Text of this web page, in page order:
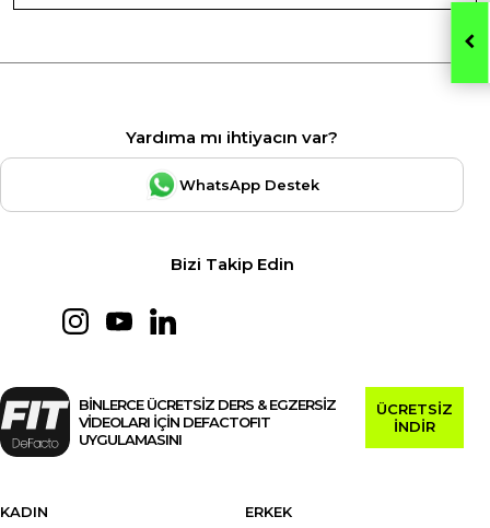
Yardıma mı ihtiyacın var?
WhatsApp Destek
Bizi Takip Edin
BİNLERCE ÜCRETSİZ DERS & EGZERSİZ
VİDEOLARI İÇİN DEFACTOFIT
UYGULAMASINI
ÜCRETSİZ
İNDİR
KADIN
ERKEK